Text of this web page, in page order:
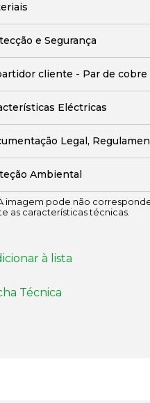
e Segurança
cliente - Par de cobre
Eléctricas
Legal,
Ambiental
imagem pode não
as características técnicas.
à lista
Técnica